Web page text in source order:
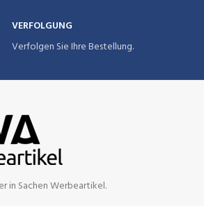
VERFOLGUNG
Verfolgen Sie Ihre Bestellung.
in Sachen Werbeartikel.